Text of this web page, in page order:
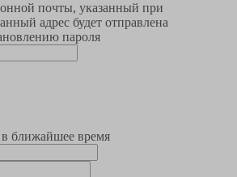
почты, указанный при
адрес будет отправлена
пароля
ближайшее время